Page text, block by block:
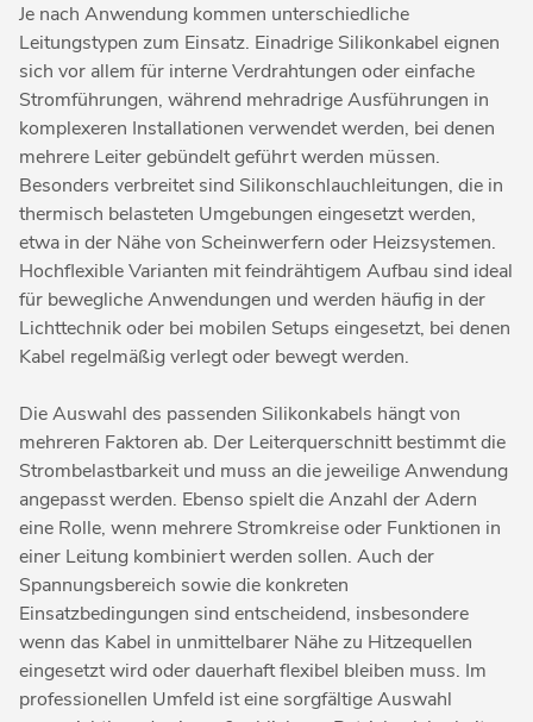
Je nach Anwendung kommen unterschiedliche
Leitungstypen zum Einsatz. Einadrige Silikonkabel eignen
sich vor allem für interne Verdrahtungen oder einfache
Stromführungen, während mehradrige Ausführungen in
komplexeren Installationen verwendet werden, bei denen
mehrere Leiter gebündelt geführt werden müssen.
Besonders verbreitet sind Silikonschlauchleitungen, die in
thermisch belasteten Umgebungen eingesetzt werden,
etwa in der Nähe von Scheinwerfern oder Heizsystemen.
Hochflexible Varianten mit feindrähtigem Aufbau sind ideal
für bewegliche Anwendungen und werden häufig in der
Lichttechnik oder bei mobilen Setups eingesetzt, bei denen
Kabel regelmäßig verlegt oder bewegt werden.
Die Auswahl des passenden Silikonkabels hängt von
mehreren Faktoren ab. Der Leiterquerschnitt bestimmt die
Strombelastbarkeit und muss an die jeweilige Anwendung
angepasst werden. Ebenso spielt die Anzahl der Adern
eine Rolle, wenn mehrere Stromkreise oder Funktionen in
einer Leitung kombiniert werden sollen. Auch der
Spannungsbereich sowie die konkreten
Einsatzbedingungen sind entscheidend, insbesondere
wenn das Kabel in unmittelbarer Nähe zu Hitzequellen
eingesetzt wird oder dauerhaft flexibel bleiben muss. Im
professionellen Umfeld ist eine sorgfältige Auswahl